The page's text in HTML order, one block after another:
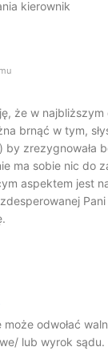
kierownik
że w
brnąć w tym,
zrezygnowała
ma sobie nic do
aspektem jest
odwołać
lub wyrok